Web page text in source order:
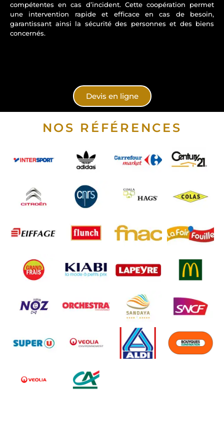
compétentes en cas d’incident. Cette coopération permet
une intervention rapide et efficace en cas de besoin,
garantissant ainsi la sécurité des personnes et des biens
concernés.
Devis en ligne
NOS RÉFÉRENCES